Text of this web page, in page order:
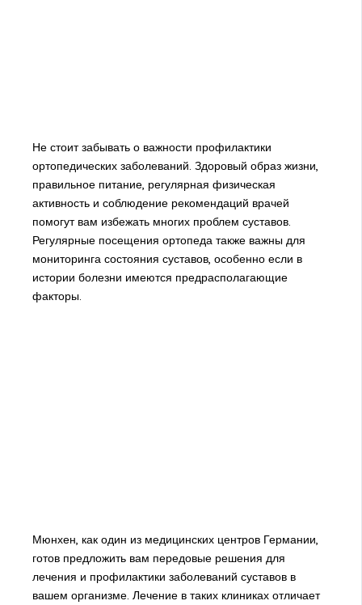
Не стоит забывать о важности профилактики
ортопедических заболеваний. Здоровый образ жизни,
правильное питание, регулярная физическая
активность и соблюдение рекомендаций врачей
помогут вам избежать многих проблем суставов.
Регулярные посещения ортопеда также важны для
мониторинга состояния суставов, особенно если в
истории болезни имеются предрасполагающие
факторы.
Мюнхен, как один из медицинских центров Германии,
готов предложить вам передовые решения для
лечения и профилактики заболеваний суставов в
вашем организме. Лечение в таких клиниках отличает